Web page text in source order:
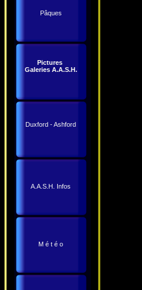
Pâques
Pictures
Galeries A.A.S.H.
Duxford - Ashford
A.A.S.H. Infos
M é t é o